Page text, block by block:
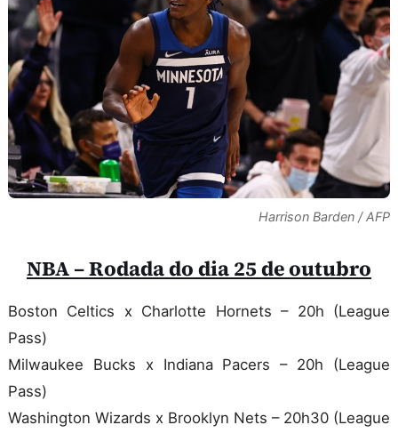
Harrison Barden / AFP
NBA – Rodada do dia 25 de outubro
Boston Celtics x Charlotte Hornets – 20h (League
Pass)
Milwaukee Bucks x Indiana Pacers – 20h (League
Pass)
Washington Wizards x Brooklyn Nets – 20h30 (League